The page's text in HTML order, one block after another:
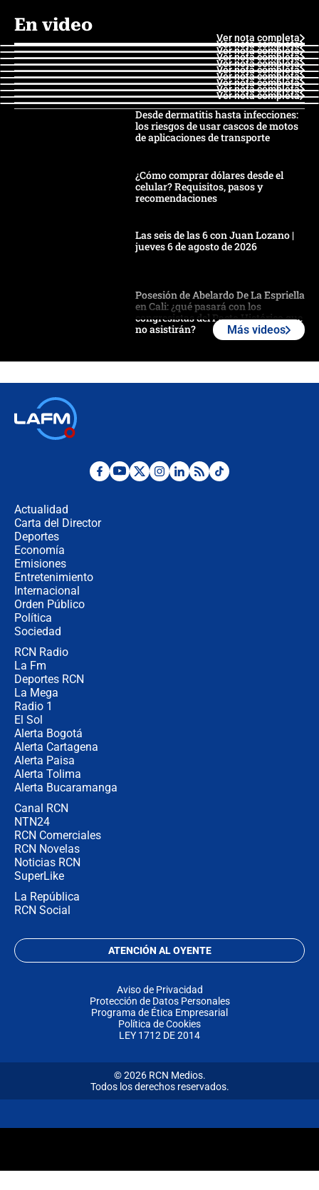
En video
Ver nota completa
Ver nota completa
Ver nota completa
Ver nota completa
Ver nota completa
Ver nota completa
Ver nota completa
Ver nota completa
Ver nota completa
Ver nota completa
Desde dermatitis hasta infecciones:
los riesgos de usar cascos de motos
de aplicaciones de transporte
¿Cómo comprar dólares desde el
celular? Requisitos, pasos y
recomendaciones
Las seis de las 6 con Juan Lozano |
jueves 6 de agosto de 2026
Posesión de Abelardo De La Espriella
en Cali: ¿qué pasará con los
congresistas del Pacto Histórico que
no asistirán?
¿Por qué De la Espriella gobernará
Más videos
Actualidad
Carta del Director
Deportes
Economía
Emisiones
Entretenimiento
Internacional
Orden Público
Política
Sociedad
RCN Radio
La Fm
Deportes RCN
La Mega
Radio 1
El Sol
Alerta Bogotá
Alerta Cartagena
Alerta Paisa
Alerta Tolima
Alerta Bucaramanga
Canal RCN
NTN24
RCN Comerciales
RCN Novelas
Noticias RCN
SuperLike
La República
RCN Social
ATENCIÓN AL OYENTE
Aviso de Privacidad
Protección de Datos Personales
Programa de Ética Empresarial
Política de Cookies
LEY 1712 DE 2014
© 2026 RCN Medios.
Todos los derechos reservados.